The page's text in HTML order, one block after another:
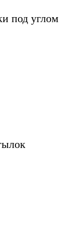
под углом